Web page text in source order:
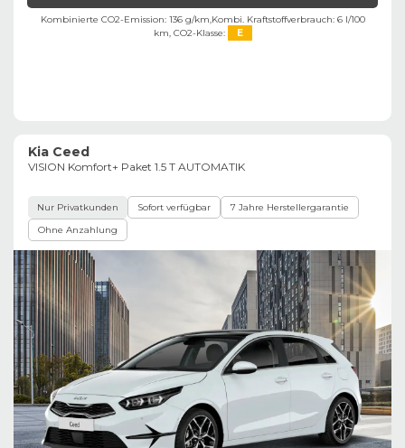
Kombinierte CO2-Emission: 136 g/km,Kombi. Kraftstoffverbrauch: 6 l/100
km, CO2-Klasse: E
Kia Ceed
VISION Komfort+ Paket 1.5 T AUTOMATIK
Nur Privatkunden Sofort verfügbar
7 Jahre Herstellergarantie
Ohne Anzahlung